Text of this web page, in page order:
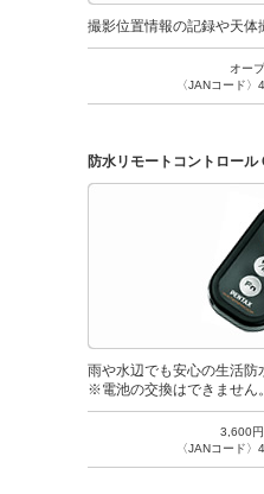
撮影位置情報の記録や天体
オー
〈JANコード
防水リモートコントロール
雨や水辺でも安心の生活防
※電池の交換はできません。
3,600円
〈JANコード